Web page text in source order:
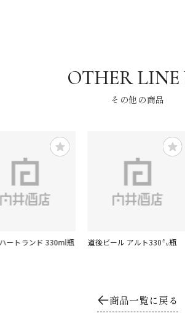
その他の商品
ートランド 330ml瓶 道後ビール アルト330㍉瓶
商品一覧に戻る